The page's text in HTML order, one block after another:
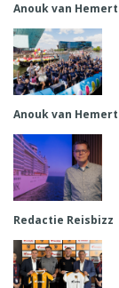
Anouk van Hemert
Anouk van Hemert
Redactie Reisbizz